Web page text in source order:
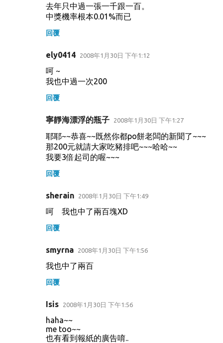
去年只中過一張一千跟一百。
中獎機率根本0.01%而已
回覆
ely0414 2008年1月30日 下午1:12
呵 ~
我也中過一次200
回覆
寧靜海漂浮的瓶子 2008年1月30日 下午1:27
耶耶~~恭喜~~既然你都po餅老闆的新聞了~~~
那200元就請大家吃豬排吧~~~哈哈~~
我要3倍起司的喔~~~
回覆
sherain 2008年1月30日 下午1:49
呵 我也中了兩百塊XD
回覆
smyrna 2008年1月30日 下午1:56
我也中了兩百
回覆
Isis 2008年1月30日 下午1:56
haha~~
me too~~
也有看到報紙的廣告唷..